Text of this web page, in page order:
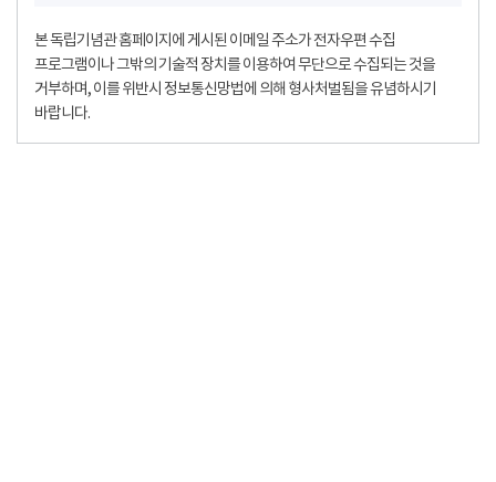
본 독립기념관 홈페이지에 게시된 이메일 주소가 전자우편 수집
프로그램이나 그밖의 기술적 장치를 이용하여 무단으로 수집되는 것을
거부하며, 이를 위반시 정보통신망법에 의해 형사처벌됨을 유념하시기
바랍니다.